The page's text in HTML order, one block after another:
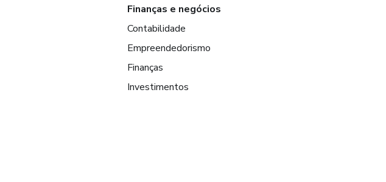
Finanças e negócios
Contabilidade
Empreendedorismo
Finanças
Investimentos